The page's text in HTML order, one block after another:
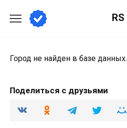
содержанию
RS
Город не найден в базе данных.
Поделиться с друзьями